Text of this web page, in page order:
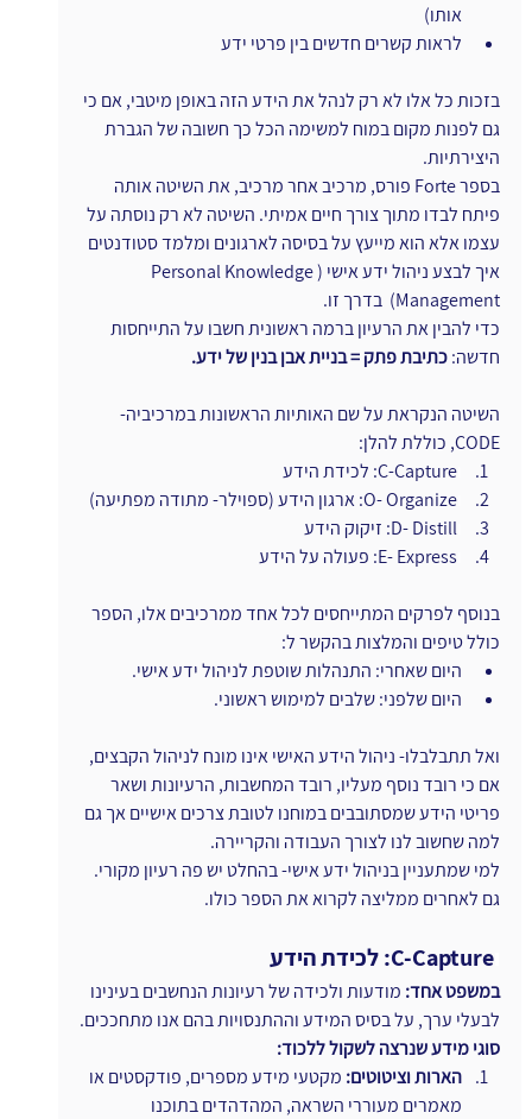
אותו)
לראות קשרים חדשים בין פרטי ידע
בזכות כל אלו לא רק לנהל את הידע הזה באופן מיטבי, אם כי
גם לפנות מקום במוח למשימה הכל כך חשובה של הגברת
היצירתיות.
בספר Forte פורס, מרכיב אחר מרכיב, את השיטה אותה
פיתח לבדו מתוך צורך חיים אמיתי. השיטה לא רק נוסתה על
עצמו אלא הוא מייעץ על בסיסה לארגונים ומלמד סטודנטים
איך לבצע ניהול ידע אישי (Personal Knowledge
Management)  בדרך זו.
כדי להבין את הרעיון ברמה ראשונית חשבו על התייחסות
חדשה: כתיבת פתק = בניית אבן בנין של ידע.
השיטה הנקראת על שם האותיות הראשונות במרכיביה-
CODE, כוללת להלן:
C-Capture: לכידת הידע
O- Organize: ארגון הידע (ספוילר- מתודה מפתיעה)
D- Distill: זיקוק הידע
E- Express: פעולה על הידע
בנוסף לפרקים המתייחסים לכל אחד ממרכיבים אלו, הספר
כולל טיפים והמלצות בהקשר ל:
היום שאחרי: התנהלות שוטפת לניהול ידע אישי.
היום שלפני: שלבים למימוש ראשוני.
ואל תתבלבלו- ניהול הידע האישי אינו מונח לניהול הקבצים,
אם כי רובד נוסף מעליו, רובד המחשבות, הרעיונות ושאר
פריטי הידע שמסתובבים במוחנו לטובת צרכים אישיים אך גם
למה שחשוב לנו לצורך העבודה והקריירה.
למי שמתעניין בניהול ידע אישי- בהחלט יש פה רעיון מקורי.
גם לאחרים ממליצה לקרוא את הספר כולו.
C-Capture: לכידת הידע
במשפט אחד: מודעות ולכידה של רעיונות הנחשבים בעינינו
לבעלי ערך, על בסיס המידע וההתנסויות בהם אנו מתחככים.
סוגי מידע שנרצה לשקול ללכוד:
הארות וציטוטים: מקטעי מידע מספרים, פודקסטים או
מאמרים מעוררי השראה, המהדהדים בתוכנו